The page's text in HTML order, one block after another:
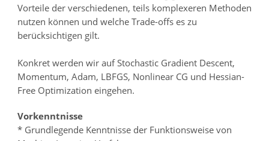
Vorteile der verschiedenen, teils komplexeren Methoden
nutzen können und welche Trade-offs es zu
berücksichtigen gilt.
Konkret werden wir auf Stochastic Gradient Descent,
Momentum, Adam, LBFGS, Nonlinear CG und Hessian-
Free Optimization eingehen.
Vorkenntnisse
* Grundlegende Kenntnisse der Funktionsweise von